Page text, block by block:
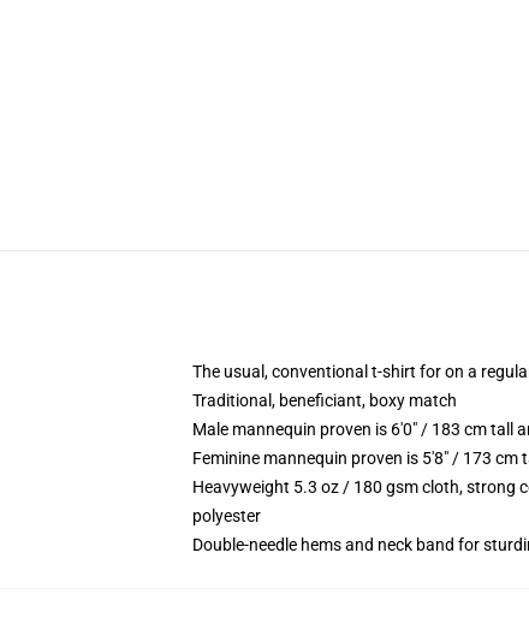
The usual, conventional t-shirt for on a
Traditional, beneficiant, boxy match
Male mannequin proven is 6'0" / 183 cm tall
Feminine mannequin proven is 5'8" / 173 cm
Heavyweight 5.3 oz / 180 gsm cloth, strong
polyester
Double-needle hems and neck band for